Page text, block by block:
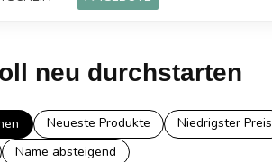
neu durchstarten
Neueste Produkte Niedrigster Preis
Name absteigend